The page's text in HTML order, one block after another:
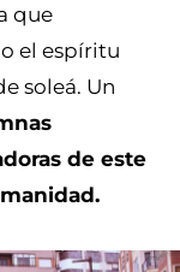
que
el espíritu
soleá. Un
de este